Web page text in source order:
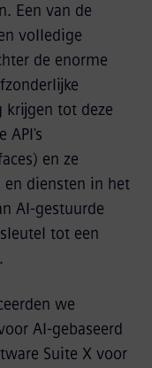
Een van de
volledige
de enorme
krijgen tot deze
API's
en ze
en diensten in het
AI-gestuurde
tot een
we
AI-gebaseerd
Suite X voor